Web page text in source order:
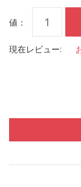
値：
現在レビュー: